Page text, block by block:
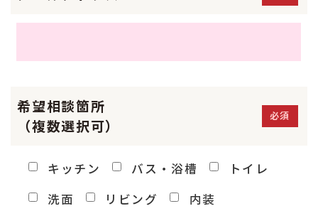
希望相談箇所
（複数選択可）
必須
キッチン バス・浴槽
トイレ
洗面
リビング
内装